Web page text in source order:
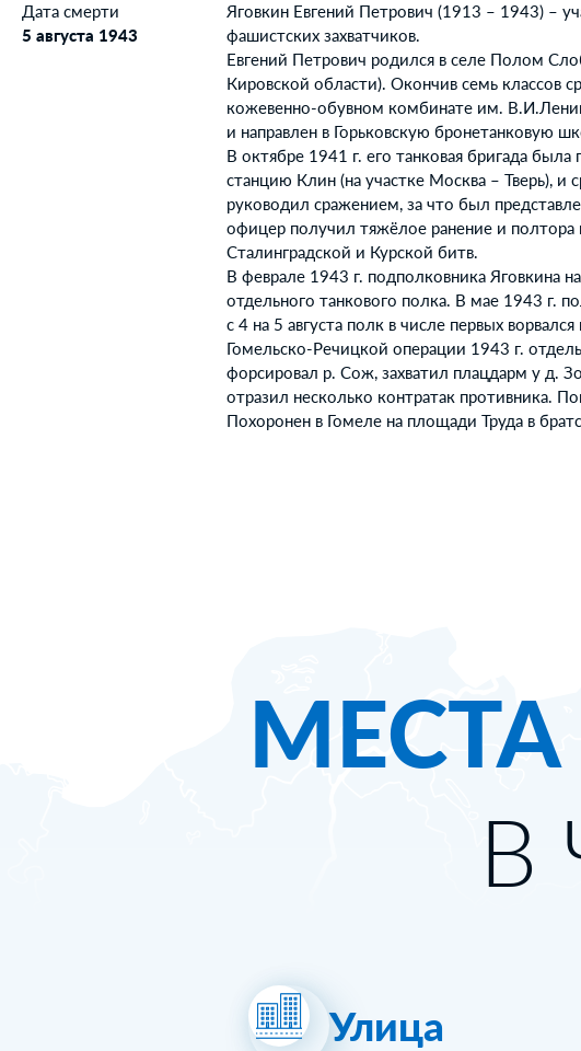
Дата смерти
5 августа 1943
Яговкин Евгений Петрович (1913 – 1943) –
фашистских захватчиков.
Евгений Петрович родился в селе Полом
Кировской области). Окончив семь классов
кожевенно-обувном комбинате им.
и направлен в Горьковскую бронетанковую
В октябре 1941 г. его танковая бригада
станцию Клин (на участке Москва – Тверь), и
руководил сражением, за что был
офицер получил тяжёлое ранение и полтора
Сталинградской и Курской битв.
В феврале 1943 г. подполковника Яговкина
отдельного танкового полка. В мае 1943 г.
с 4 на 5 августа полк в числе первых
Гомельско-Речицкой операции 1943 г.
форсировал р. Сож, захватил плацдарм у д.
отразил несколько контратак противника.
Похоронен в Гомеле на площади Труда в
МЕСТА
В
Улица